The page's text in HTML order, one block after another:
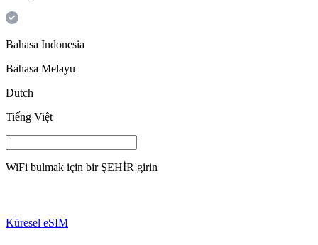
Bahasa Indonesia
Bahasa Melayu
Dutch
Tiếng Việt
WiFi bulmak için bir ŞEHİR girin
Küresel eSIM